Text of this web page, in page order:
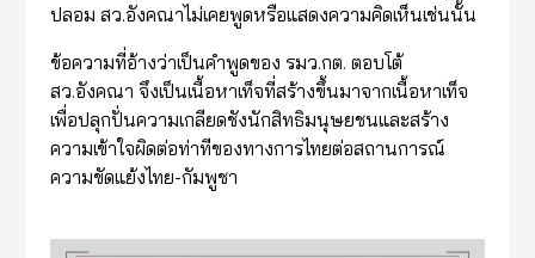
ปลอม สว.อังคณาไม่เคยพูดหรือแสดงความคิดเห็นเช่นนั้น
ข้อความที่อ้างว่าเป็นคำพูดของ รมว.กต. ตอบโต้
สว.อังคณา จึงเป็นเนื้อหาเท็จที่สร้างขึ้นมาจากเนื้อหาเท็จ
เพื่อปลุกปั่นความเกลียดชังนักสิทธิมนุษยชนและสร้าง
ความเข้าใจผิดต่อท่าทีของทางการไทยต่อสถานการณ์
ความขัดแย้งไทย-กัมพูชา